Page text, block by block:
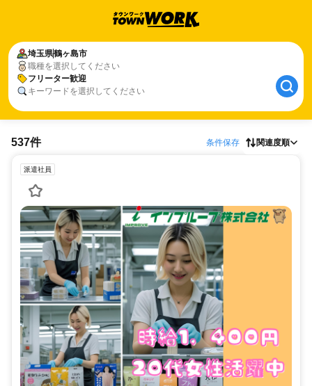
埼玉県鶴ヶ島市
職種を選択してください
フリーター歓迎
キーワードを選択してください
537件 条件保存 関連度順
派遣社員